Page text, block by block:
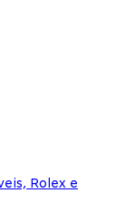
Rolex e